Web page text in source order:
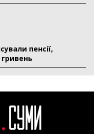
пенсії,
гривень